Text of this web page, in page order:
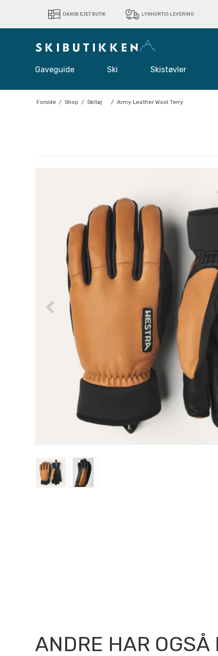
DANSK EJET BUTIK LYNHURTIG LEVERING
Gaveguide Ski Skistøvler
Forside / Shop / Skitøj / Army Leather Wool Terry
ANDRE HAR OGSÅ